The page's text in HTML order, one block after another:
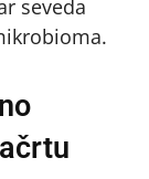
seveda